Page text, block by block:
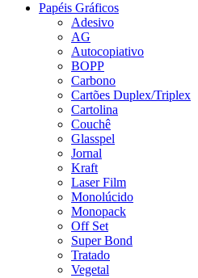
Papéis Gráficos
Adesivo
AG
Autocopiativo
BOPP
Carbono
Cartões Duplex/Triplex
Cartolina
Couchê
Glasspel
Jornal
Kraft
Laser Film
Monolúcido
Monopack
Off Set
Super Bond
Tratado
Vegetal